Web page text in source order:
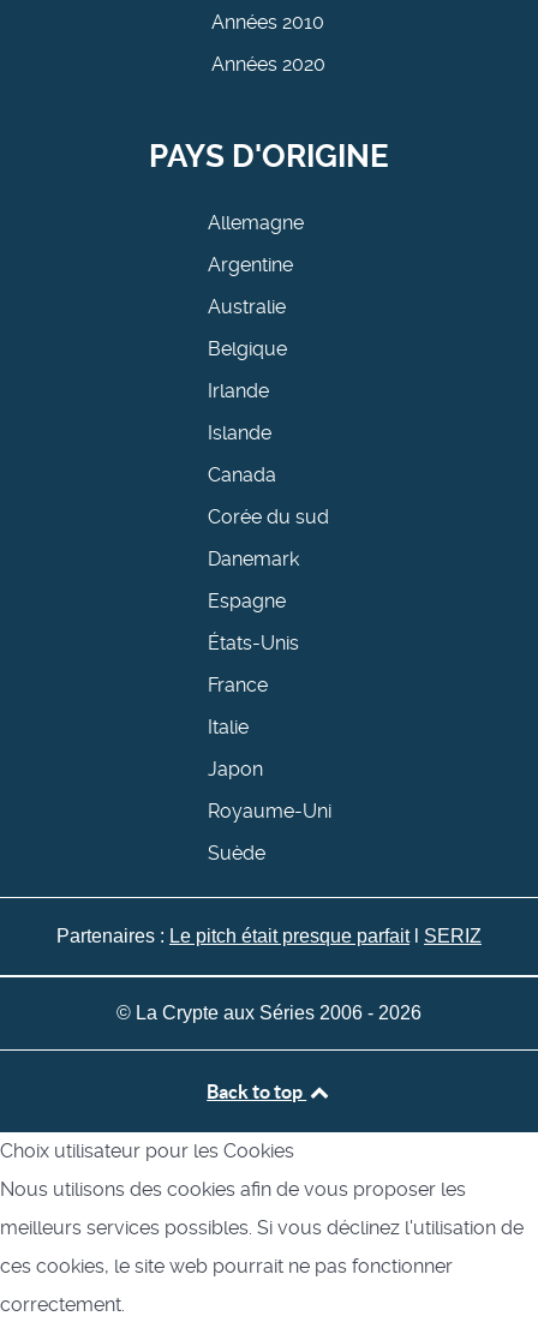
Années 2010
Années 2020
PAYS D'ORIGINE
Allemagne
Argentine
Australie
Belgique
Irlande
Islande
Canada
Corée du sud
Danemark
Espagne
États-Unis
France
Italie
Japon
Royaume-Uni
Suède
Partenaires : Le pitch était presque parfaitl SERIZ
© La Crypte aux Séries 2006 - 2026
Back to top
Choix utilisateur pour les Cookies
Nous utilisons des cookies afin de vous proposer les
meilleurs services possibles. Si vous déclinez l'utilisation de
ces cookies, le site web pourrait ne pas fonctionner
correctement.